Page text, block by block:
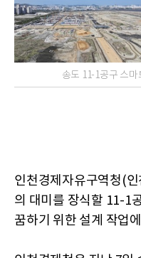
송도 11-1공구 스
인천경제자유구역청(
의 대미를 장식할 11-1
꿈하기 위한 설계 작업